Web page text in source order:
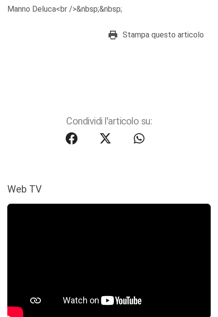
Manno Deluca<br />&nbsp;&nbsp;
Stampa questo articolo
Condividi l'articolo su:
Web TV